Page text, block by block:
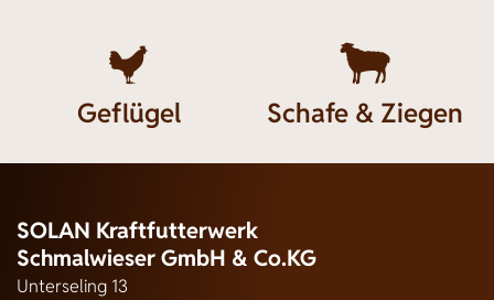

Geflügel

Schafe & Ziegen
SOLAN Kraftfutterwerk
Schmalwieser GmbH & Co.KG
Unterseling 13